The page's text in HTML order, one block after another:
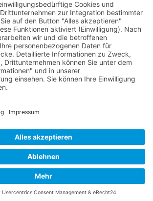
eine Mail an:
wind.de
Cookie-Einstellungen
Impressum
Intern
- 2026 bewegter wind e.V.